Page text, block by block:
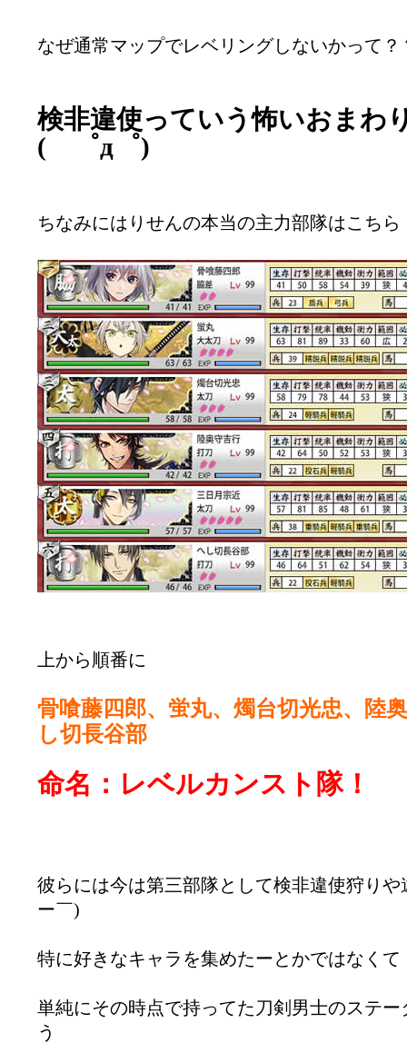
なぜ通常マップでレベリングしないかって？
検非違使っていう怖いおまわ
( ゜д゜)
ちなみにはりせんの本当の主力部隊はこちら
上から順番に
骨喰藤四郎、蛍丸、燭台切光忠、陸
し切長谷部
命名：レベルカンスト隊！
彼らには今は第三部隊として検非違使狩り
ー￣)
特に好きなキャラを集めたーとかではなくて
単純にその時点で持ってた刀剣男士のステ
う